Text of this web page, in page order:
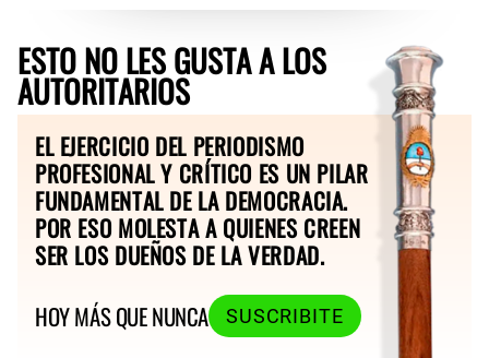
ESTO NO LES GUSTA A LOS
AUTORITARIOS
EL EJERCICIO DEL PERIODISMO
PROFESIONAL Y CRÍTICO ES UN PILAR
FUNDAMENTAL DE LA DEMOCRACIA.
POR ESO MOLESTA A QUIENES CREEN
SER LOS DUEÑOS DE LA VERDAD.
HOY MÁS QUE NUNCA
SUSCRIBITE